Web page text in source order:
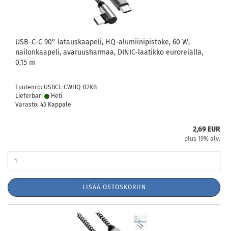
USB-C-C 90° latauskaapeli, HQ-alumiinipistoke, 60 W,
nailonkaapeli, avaruusharmaa, DINIC-laatikko euroreiällä,
0,15 m
Tuotenro: USBCL-CWHQ-02KB
Lieferbar:
Heti
Varasto: 45 Kappale
2,69 EUR
plus 19% alv.
LISÄÄ OSTOSKORIIN